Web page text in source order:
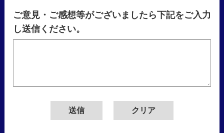
ご意見・ご感想等がございましたら下記をご入力
し送信ください。